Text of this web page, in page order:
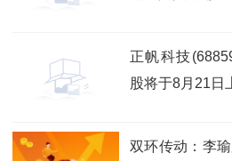
正帆科技
股将于8月21日
双环传动：李